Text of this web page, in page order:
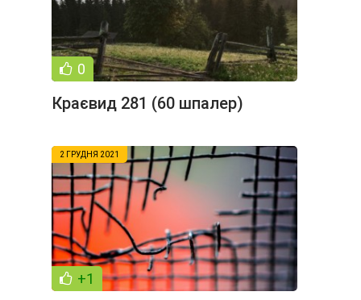
0
Краєвид 281 (60 шпалер)
2 ГРУДНЯ 2021
+1